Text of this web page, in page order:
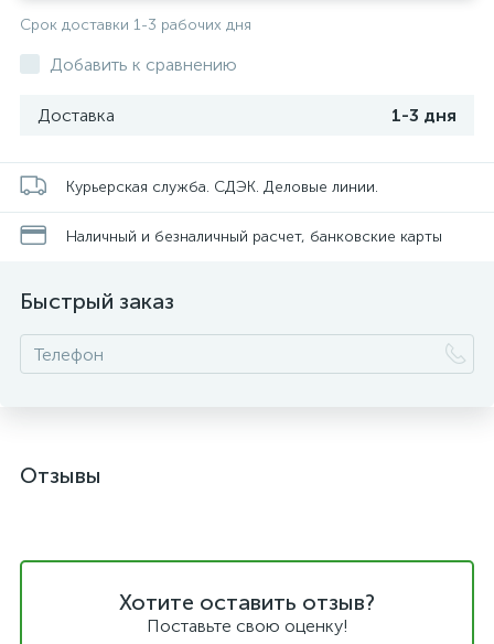
Срок доставки 1-3 рабочих дня
Добавить к сравнению
Доставка 1-3 дня
Курьерская служба. СДЭК. Деловые линии.
Наличный и безналичный расчет, банковские карты
Быстрый заказ
Отзывы
Хотите оставить отзыв?
Поставьте свою оценку!